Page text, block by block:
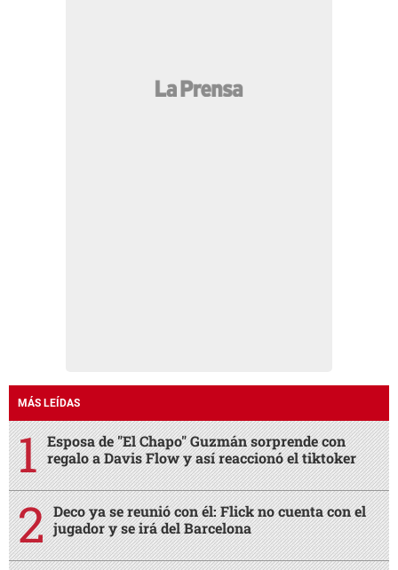
MÁS LEÍDAS
Esposa de "El Chapo" Guzmán sorprende con
regalo a Davis Flow y así reaccionó el tiktoker
Deco ya se reunió con él: Flick no cuenta con el
jugador y se irá del Barcelona